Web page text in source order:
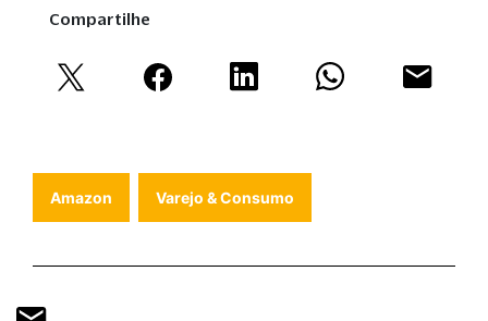
Compartilhe
Amazon Varejo & Consumo